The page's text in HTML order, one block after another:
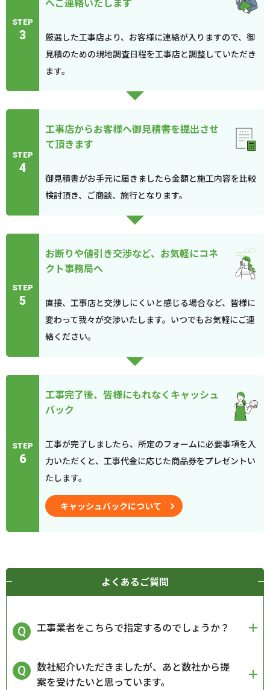
STEP
3
厳選した工事店より、お客様に連絡が入りますので、御
見積のための現地調査日程を工事店と調整していただき
ます。
STEP
4
工事店からお客様へ御見積書を提出させ
て頂きます
御見積書がお手元に届きましたら金額と施工内容を比較
検討頂き、ご商談、施行となります。
STEP
5
お断りや値引き交渉など、お気軽にコネ
クト事務局へ
直接、工事店と交渉しにくいと感じる場合など、皆様に
変わって我々が交渉いたします。いつでもお気軽にご連
絡ください。
STEP
6
工事完了後、皆様にもれなくキャッシュ
バック
工事が完了しましたら、所定のフォームに必要事項を入
力いただくと、工事代金に応じた商品券をプレゼントい
たします。
キャッシュバックについて
よくあるご質問
工事業者をこちらで指定するのでしょうか？
数社紹介いただきましたが、あと数社から提
案を受けたいと思っています。